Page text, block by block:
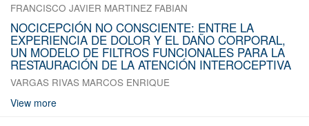
FRANCISCO JAVIER MARTINEZ FABIAN
NOCICEPCIÓN NO CONSCIENTE: ENTRE LA
EXPERIENCIA DE DOLOR Y EL DAÑO CORPORAL,
UN MODELO DE FILTROS FUNCIONALES PARA LA
RESTAURACIÓN DE LA ATENCIÓN INTEROCEPTIVA
VARGAS RIVAS MARCOS ENRIQUE
View more